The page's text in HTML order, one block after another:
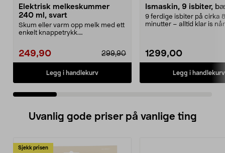
Elektrisk melkeskummer
240 ml, svart
Skum eller varm opp melk med ett
enkelt knappetrykk.
249,90 299,90
Legg i handlekurv
Ismaskin, 9 isbiter,
9 ferdige isbiter på cirka 8
minutter – alltid klar is
1299,00
Legg i handlekurv
Uvanlig gode priser på vanlige ting
Sjekk prisen